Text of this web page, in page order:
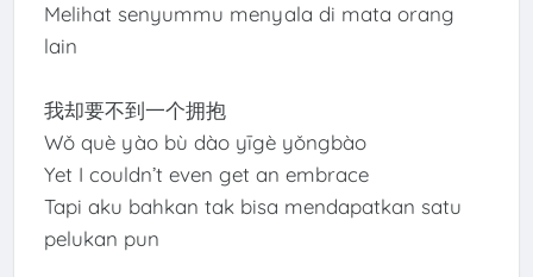
Melihat senyummu menyala di mata orang
lain
我却要不到一个拥抱
Wǒ què yào bù dào yīgè yǒngbào
Yet I couldn’t even get an embrace
Tapi aku bahkan tak bisa mendapatkan satu
pelukan pun